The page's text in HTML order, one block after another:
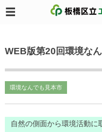
WEB版第20回環境な
環境なんでも見本市
自然の側面から環境活動に